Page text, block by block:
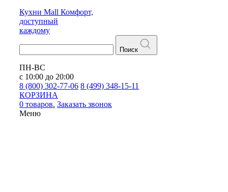
Кухни Mall Комфорт,
доступный
каждому
Поиск
ПН-ВС
с 10:00 до 20:00
8 (800) 302-77-06 8 (499) 348-15-11
КОРЗИНА
0 товаров. Заказать звонок
Меню